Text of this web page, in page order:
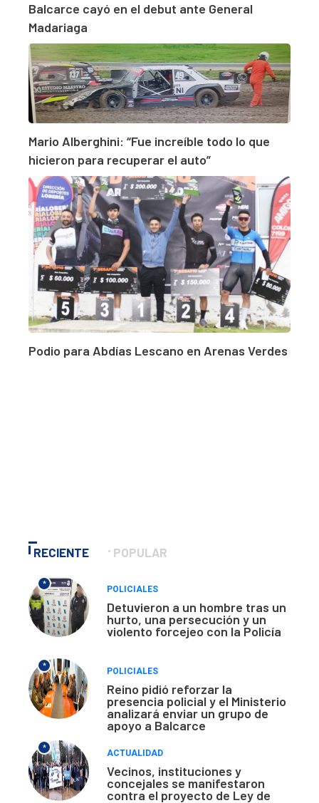
Balcarce cayó en el debut ante General
Madariaga
Mario Alberghini: “Fue increíble todo lo que
hicieron para recuperar el auto”
Podio para Abdías Lescano en Arenas Verdes
RECIENTE POPULAR
*
POLICIALES
Detuvieron a un hombre tras un
hurto, una persecución y un
violento forcejeo con la Policía
*
POLICIALES
Reino pidió reforzar la
presencia policial y el Ministerio
analizará enviar un grupo de
apoyo a Balcarce
*
ACTUALIDAD
Vecinos, instituciones y
concejales se manifestaron
contra el proyecto de Ley de